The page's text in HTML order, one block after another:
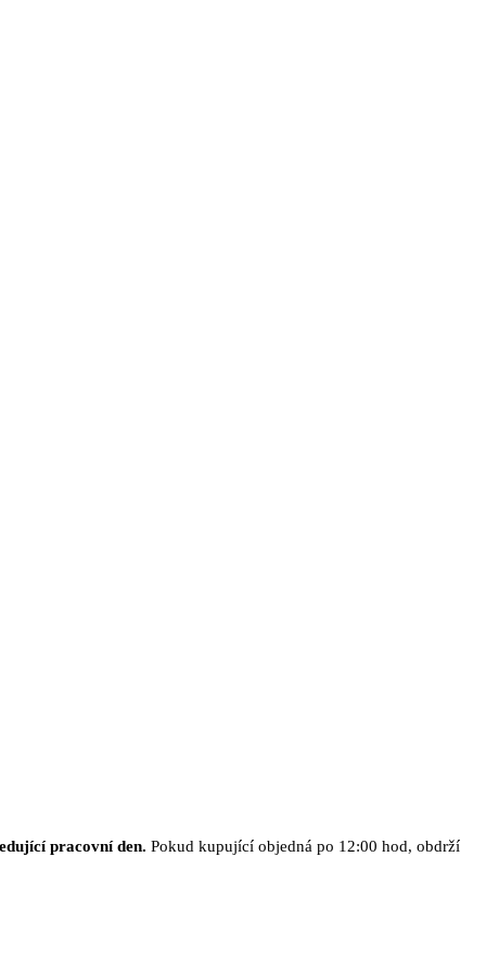
pracovní den. Pokud kupující objedná po 12:00 hod, obdrží